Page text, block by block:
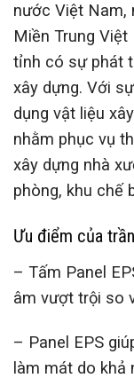
nước Việt Nam,
Miền Trung Việt
tỉnh có sự phát
xây dựng. Với
dụng vật liệu
nhằm phục vụ
xây dựng nhà
phòng, khu chế
Ưu điểm của
– Tấm Panel
âm vượt trội so
– Panel EPS
làm mát do khả